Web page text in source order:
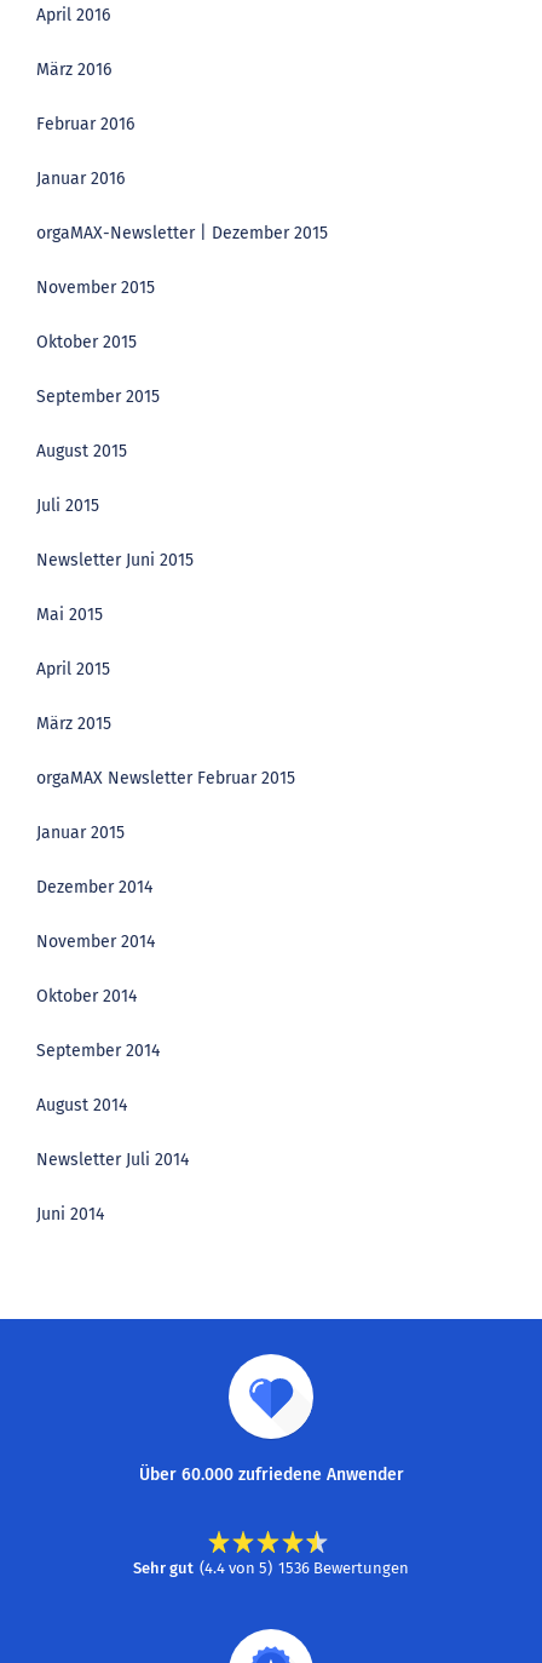
April 2016
März 2016
Februar 2016
Januar 2016
orgaMAX-Newsletter | Dezember 2015
November 2015
Oktober 2015
September 2015
August 2015
Juli 2015
Newsletter Juni 2015
Mai 2015
April 2015
März 2015
orgaMAX Newsletter Februar 2015
Januar 2015
Dezember 2014
November 2014
Oktober 2014
September 2014
August 2014
Newsletter Juli 2014
Juni 2014
Über 60.000 zufriedene Anwender
Sehr gut (4.4 von 5) 1536 Bewertungen